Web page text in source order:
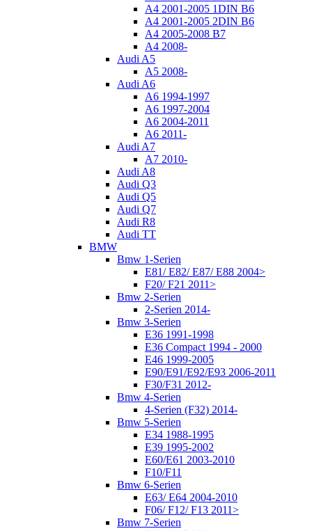
A4 2001-2005 1DIN B6
A4 2001-2005 2DIN B6
A4 2005-2008 B7
A4 2008-
Audi A5
A5 2008-
Audi A6
A6 1994-1997
A6 1997-2004
A6 2004-2011
A6 2011-
Audi A7
A7 2010-
Audi A8
Audi Q3
Audi Q5
Audi Q7
Audi R8
Audi TT
BMW
Bmw 1-Serien
E81/ E82/ E87/ E88 2004>
F20/ F21 2011>
Bmw 2-Serien
2-Serien 2014-
Bmw 3-Serien
E36 1991-1998
E36 Compact 1994 - 2000
E46 1999-2005
E90/E91/E92/E93 2006-2011
F30/F31 2012-
Bmw 4-Serien
4-Serien (F32) 2014-
Bmw 5-Serien
E34 1988-1995
E39 1995-2002
E60/E61 2003-2010
F10/F11
Bmw 6-Serien
E63/ E64 2004-2010
F06/ F12/ F13 2011>
Bmw 7-Serien